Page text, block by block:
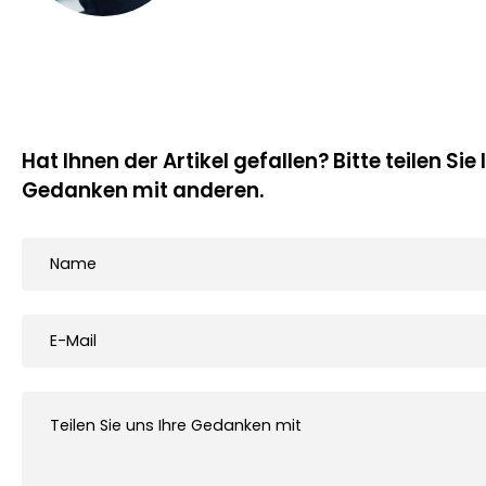
Hat Ihnen der Artikel gefallen? Bitte teilen Sie
Gedanken mit anderen.